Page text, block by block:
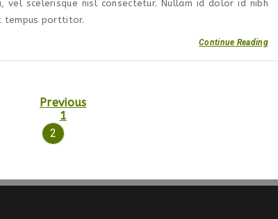
vel scelerisque nisl consectetur. Nullam id dolor id nibh
tempus porttitor.
Continue Reading
Previous
1
2